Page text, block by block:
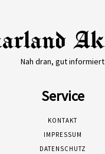
Nah dran, gut informiert
Service
KONTAKT
IMPRESSUM
DATENSCHUTZ